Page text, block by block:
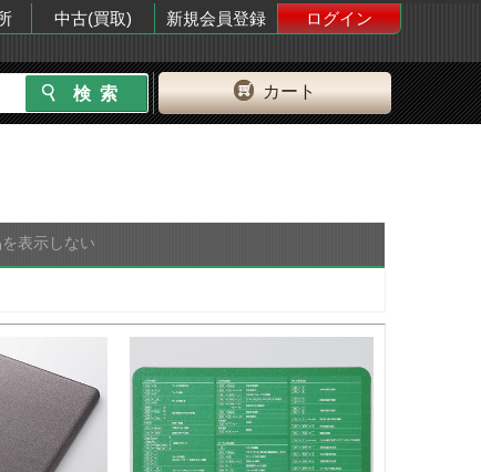
中古(買取) 新規会員登録
ログイン
カート
表示しない